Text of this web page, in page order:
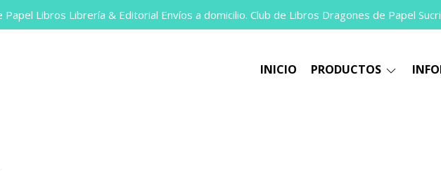
Papel Libros Librería & Editorial Envíos a domicilio. Club de Libros Dragones de Papel
INICIO PRODUCTOS